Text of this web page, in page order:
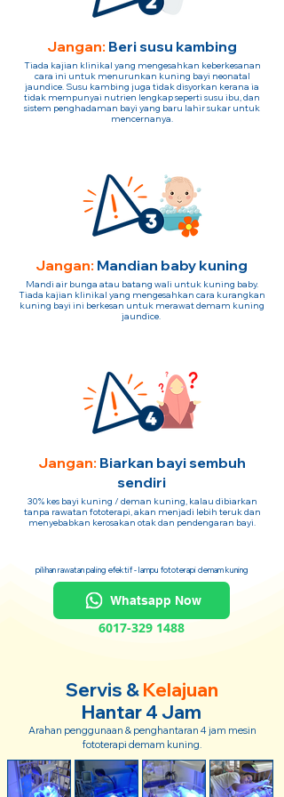
Jangan: Beri susu kambing
Tiada kajian klinikal yang mengesahkan keberkesanan
cara ini untuk menurunkan kuning bayi neonatal
jaundice. Susu kambing juga tidak disyorkan kerana ia
tidak mempunyai nutrien lengkap seperti susu ibu, dan
sistem penghadaman bayi yang baru lahir sukar untuk
mencernanya.
Jangan: Mandian baby kuning
Mandi air bunga atau batang wali untuk kuning baby.
Tiada kajian klinikal yang mengesahkan cara kurangkan
kuning bayi ini berkesan untuk merawat demam kuning
jaundice.
Jangan: Biarkan bayi sembuh
sendiri
30% kes bayi kuning / deman kuning, kalau dibiarkan
tanpa rawatan fototerapi, akan menjadi lebih teruk dan
menyebabkan kerosakan otak dan pendengaran bayi.
pilihan rawatan paling efektif - lampu fototerapi demam kuning
Whatsapp Now
6017-329 1488
Servis &Kelajuan
Hantar 4 Jam
Arahan penggunaan & penghantaran 4 jam mesin
fototerapi demam kuning.